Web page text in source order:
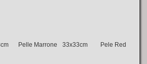
Pelle Marrone 33x33cm Pele Red